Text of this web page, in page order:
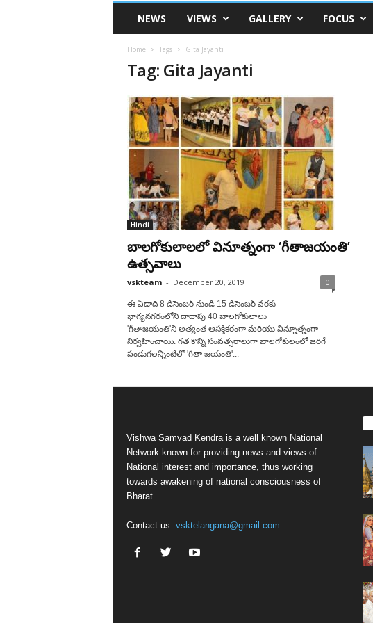
VSK
TelanganaNEWS VIEWS GALLERY FOCUS
Home Tags Gita Jayanti
Tag: Gita Jayanti
Hindi
బాలగోకులాలలో వినూత్నంగా ‘గీతాజయంతి’
ఉత్సవాలు
vskteam - December 20, 2019 0
ఈ ఏడాది 8 డిసెంబర్ నుండి 15 డిసెంబర్ వరకు
భాగ్యనగరంలోని దాదాపు 40 బాలగోకులాలు
'గీతాజయంతి'ని అత్యంత ఆసక్తికరంగా మరియు విన్నూత్నంగా
నిర్వహించాయి. గత కొన్ని సంవత్సరాలుగా బాలగోకులంలో జరిగే
పండుగలన్నింటిలో 'గీతా జయంతి'...
Vishwa Samvad Kendra is a well known National
Network known for providing news and views of
National interest and importance, thus working
towards awakening of national consciousness of
Bharat.
Contact us: vsktelangana@gmail.com